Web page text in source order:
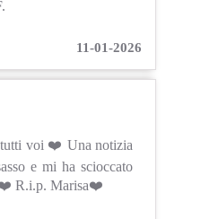
11-01-2026
tutti voi ❤️ Una notizia
e mi ha scioccato
R.i.p. Marisa❤️